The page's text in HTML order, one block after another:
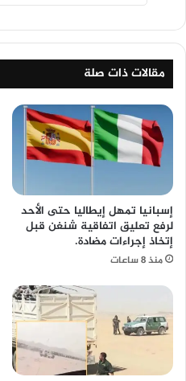
مقالات ذات صلة
إسبانيا تمهل إيطاليا حتى الأحد
لرفع تعليق اتفاقية شنغن قبل
إتخاذ إجراءات مضادة.
منذ 8 ساعات